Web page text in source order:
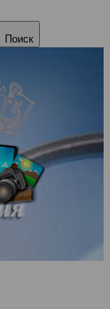
Поиск